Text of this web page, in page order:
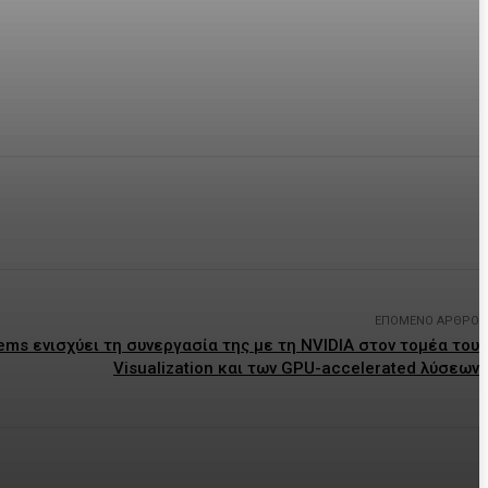
ΕΠΌΜΕΝΟ ΆΡΘΡΟ
ενισχύει τη συνεργασία της με τη NVIDIA στον τομέα του
Visualization και των GPU-accelerated λύσεων